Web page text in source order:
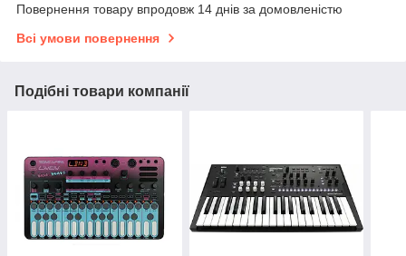
Повернення товару впродовж 14 днів за домовленістю
Всі умови повернення
Подібні товари компанії